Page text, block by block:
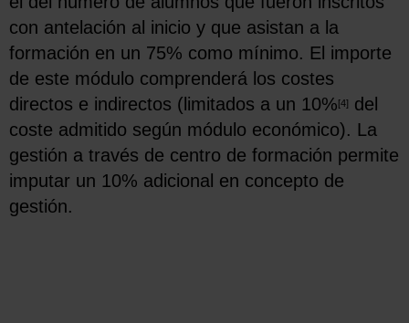
con antelación al inicio y que asistan a la
formación en un 75% como mínimo. El importe
de este módulo comprenderá los costes
directos e indirectos (limitados a un 10%[4]
del
coste admitido según módulo económico). La
gestión a través de centro de formación permite
imputar un 10% adicional en concepto de
gestión.